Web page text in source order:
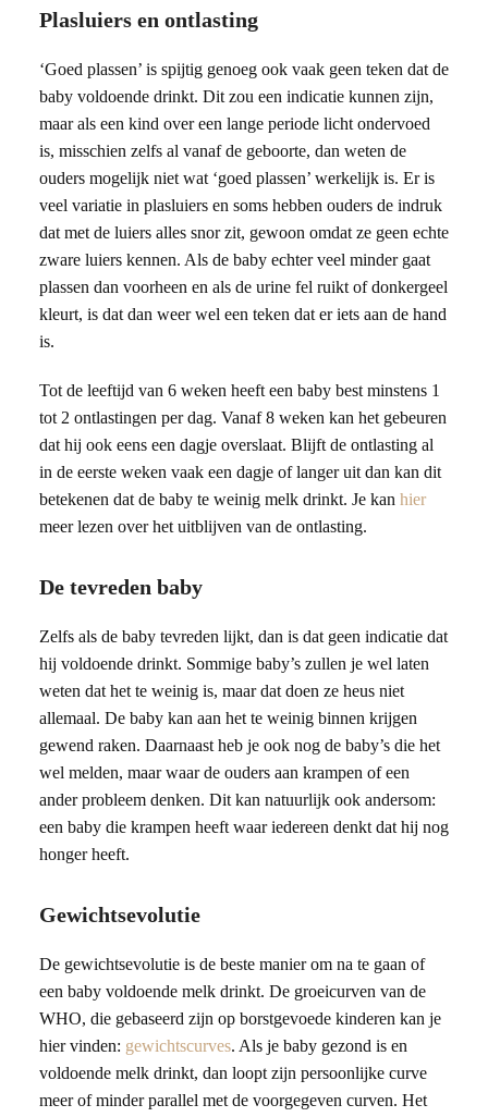
Plasluiers en ontlasting
‘Goed plassen’ is spijtig genoeg ook vaak geen teken dat de
baby voldoende drinkt. Dit zou een indicatie kunnen zijn,
maar als een kind over een lange periode licht ondervoed
is, misschien zelfs al vanaf de geboorte, dan weten de
ouders mogelijk niet wat ‘goed plassen’ werkelijk is. Er is
veel variatie in plasluiers en soms hebben ouders de indruk
dat met de luiers alles snor zit, gewoon omdat ze geen echte
zware luiers kennen. Als de baby echter veel minder gaat
plassen dan voorheen en als de urine fel ruikt of donkergeel
kleurt, is dat dan weer wel een teken dat er iets aan de hand
is.
Tot de leeftijd van 6 weken heeft een baby best minstens 1
tot 2 ontlastingen per dag. Vanaf 8 weken kan het gebeuren
dat hij ook eens een dagje overslaat. Blijft de ontlasting al
in de eerste weken vaak een dagje of langer uit dan kan dit
betekenen dat de baby te weinig melk drinkt. Je kan hier
meer lezen over het uitblijven van de ontlasting.
De tevreden baby
Zelfs als de baby tevreden lijkt, dan is dat geen indicatie dat
hij voldoende drinkt. Sommige baby’s zullen je wel laten
weten dat het te weinig is, maar dat doen ze heus niet
allemaal. De baby kan aan het te weinig binnen krijgen
gewend raken. Daarnaast heb je ook nog de baby’s die het
wel melden, maar waar de ouders aan krampen of een
ander probleem denken. Dit kan natuurlijk ook andersom:
een baby die krampen heeft waar iedereen denkt dat hij nog
honger heeft.
Gewichtsevolutie
De gewichtsevolutie is de beste manier om na te gaan of
een baby voldoende melk drinkt. De groeicurven van de
WHO, die gebaseerd zijn op borstgevoede kinderen kan je
hier vinden: gewichtscurves. Als je baby gezond is en
voldoende melk drinkt, dan loopt zijn persoonlijke curve
meer of minder parallel met de voorgegeven curven. Het